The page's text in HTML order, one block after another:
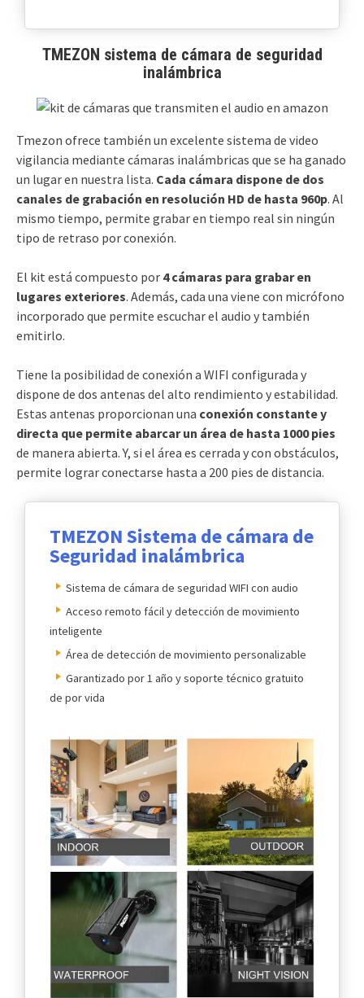
TMEZON sistema de cámara de seguridad
inalámbrica
Tmezon ofrece también un excelente sistema de video
vigilancia mediante cámaras inalámbricas que se ha ganado
un lugar en nuestra lista. Cada cámara dispone de dos
canales de grabación en resolución HD de hasta 960p. Al
mismo tiempo, permite grabar en tiempo real sin ningún
tipo de retraso por conexión.
El kit está compuesto por 4 cámaras para grabar en
lugares exteriores. Además, cada una viene con micrófono
incorporado que permite escuchar el audio y también
emitirlo.
Tiene la posibilidad de conexión a WIFI configurada y
dispone de dos antenas del alto rendimiento y estabilidad.
Estas antenas proporcionan una conexión constante y
directa que permite abarcar un área de hasta 1000 pies
de manera abierta. Y, si el área es cerrada y con obstáculos,
permite lograr conectarse hasta a 200 pies de distancia.
TMEZON Sistema de cámara de
Seguridad inalámbrica
Sistema de cámara de seguridad WIFI con audio
Acceso remoto fácil y detección de movimiento
inteligente
Área de detección de movimiento personalizable
Garantizado por 1 año y soporte técnico gratuito
de por vida